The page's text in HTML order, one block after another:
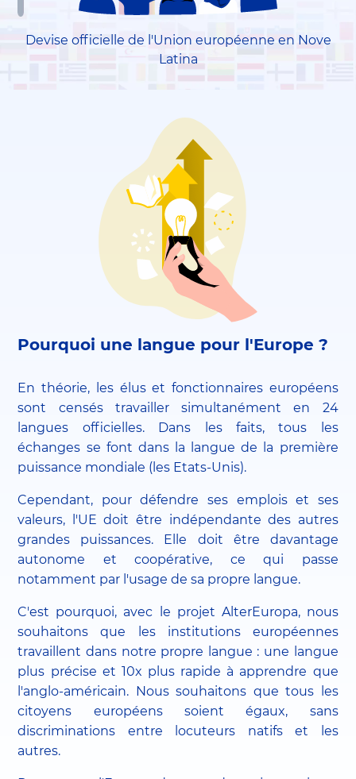
Devise officielle de l'Union européenne en Nove
Latina
Pourquoi une langue pour l'Europe ?
En théorie, les élus et fonctionnaires européens
sont censés travailler simultanément en 24
langues officielles. Dans les faits, tous les
échanges se font dans la langue de la première
puissance mondiale (les Etats-Unis).
Cependant, pour défendre ses emplois et ses
valeurs, l'UE doit être indépendante des autres
grandes puissances. Elle doit être davantage
autonome et coopérative, ce qui passe
notamment par l'usage de sa propre langue.
C'est pourquoi, avec le projet AlterEuropa, nous
souhaitons que les institutions européennes
travaillent dans notre propre langue : une langue
plus précise et 10x plus rapide à apprendre que
l'anglo-américain. Nous souhaitons que tous les
citoyens européens soient égaux, sans
discriminations entre locuteurs natifs et les
autres.